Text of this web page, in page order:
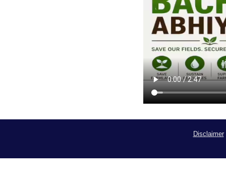
Disclaimer